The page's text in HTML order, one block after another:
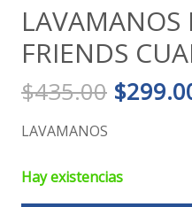
LAVAMANOS
FRIENDS
$435.00 El
era:
$435.00.
$
LAVAMANOS
Hay existencias